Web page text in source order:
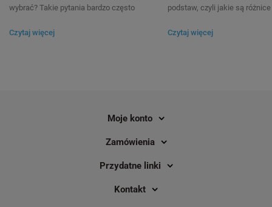
wybrać? Takie pytania bardzo często
dlatego uznaliśmy, że ten wątek
P-touch E550W. Uznaliśmy jednak, że
przedstawiające produkt, nie będą tak
ciekawe i przekonujące, jak sprawdzenie
drukarki E550W w środowisku pracy, do
jakiego została zaprojektowana.
Czytaj więcej
podstaw, czyli jakie są
możemy używać zamiennie?
Czytaj więcej
Moje konto
Zamówienia
Przydatne linki
Kontakt